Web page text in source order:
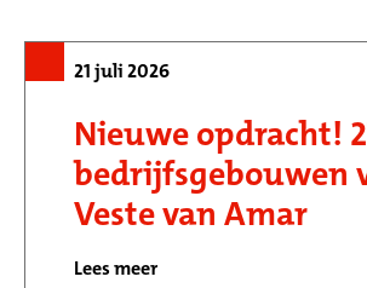
21 juli 2026
Nieuwe opdracht!
bedrijfsgebouwen
Veste van Amar
Lees meer